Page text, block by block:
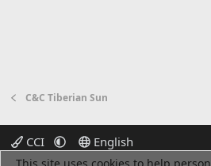
C&C Tiberian Sun
CCI
English